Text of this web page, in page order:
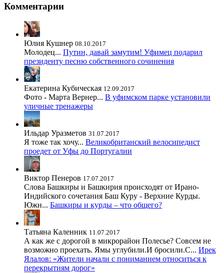
Комментарии
Юлия Кушнер 08.10.2017
Молодец... Путин, давай замутим! Уфимец подарил
президенту песню собственного сочинения
Екатерина Кубическая 12.09.2017
Фото - Марта Вернер... В уфимском парке установили
уличные тренажеры
Ильдар Уразметов 31.07.2017
Я тоже так хочу... Великобританский велосипедист
проедет от Уфы до Португалии
Виктор Пенеров 17.07.2017
Слова Башкиры и Башкирия происходят от Ирано-
Индийского сочетания Баш Куру - Верхние Курды.
Южн... Башкиры и курды – что общего?
Татьяна Каленник 11.07.2017
А как же с дорогой в микрорайон Полесье? Совсем не
возможно проехать. Ямы углубили.И бросили.С... Ирек
Ялалов: «Жители начали с пониманием относиться к
перекрытиям дорог»